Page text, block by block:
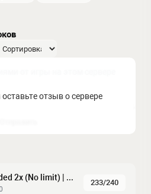
отзыв о сервере
Magic Rust #15 — Modded 2x (No limit) | Pyccкий
233/240